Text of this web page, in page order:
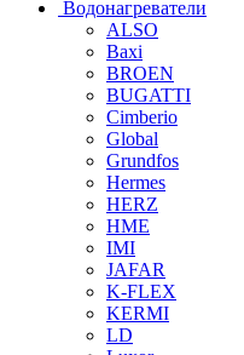
Водонагреватели
ALSO
Baxi
BROEN
BUGATTI
Cimberio
Global
Grundfos
Hermes
HERZ
HME
IMI
JAFAR
K-FLEX
KERMI
LD